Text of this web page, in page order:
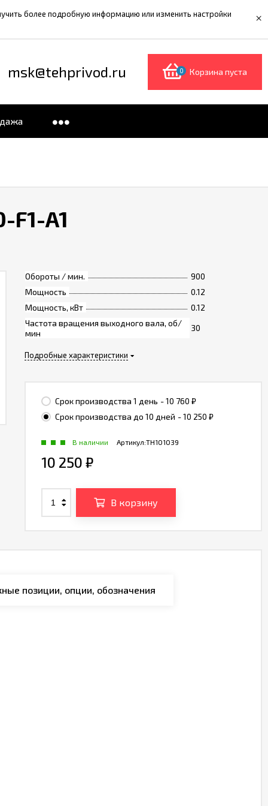
более подробную информацию или изменить настройки ×
msk@tehprivod.ru 0 Корзина пуста
A1
Обороты / мин.
900
Мощность
0.12
Мощность, кВт
0.12
Частота вращения выходного вала, об/
мин
30
Подробные характеристики
Срок производства 1 день - 10 760 ₽
Срок производства до 10 дней - 10 250 ₽
Артикул:TH101039
В наличии
10 250 ₽
В корзину
позиции, опции, обозначения